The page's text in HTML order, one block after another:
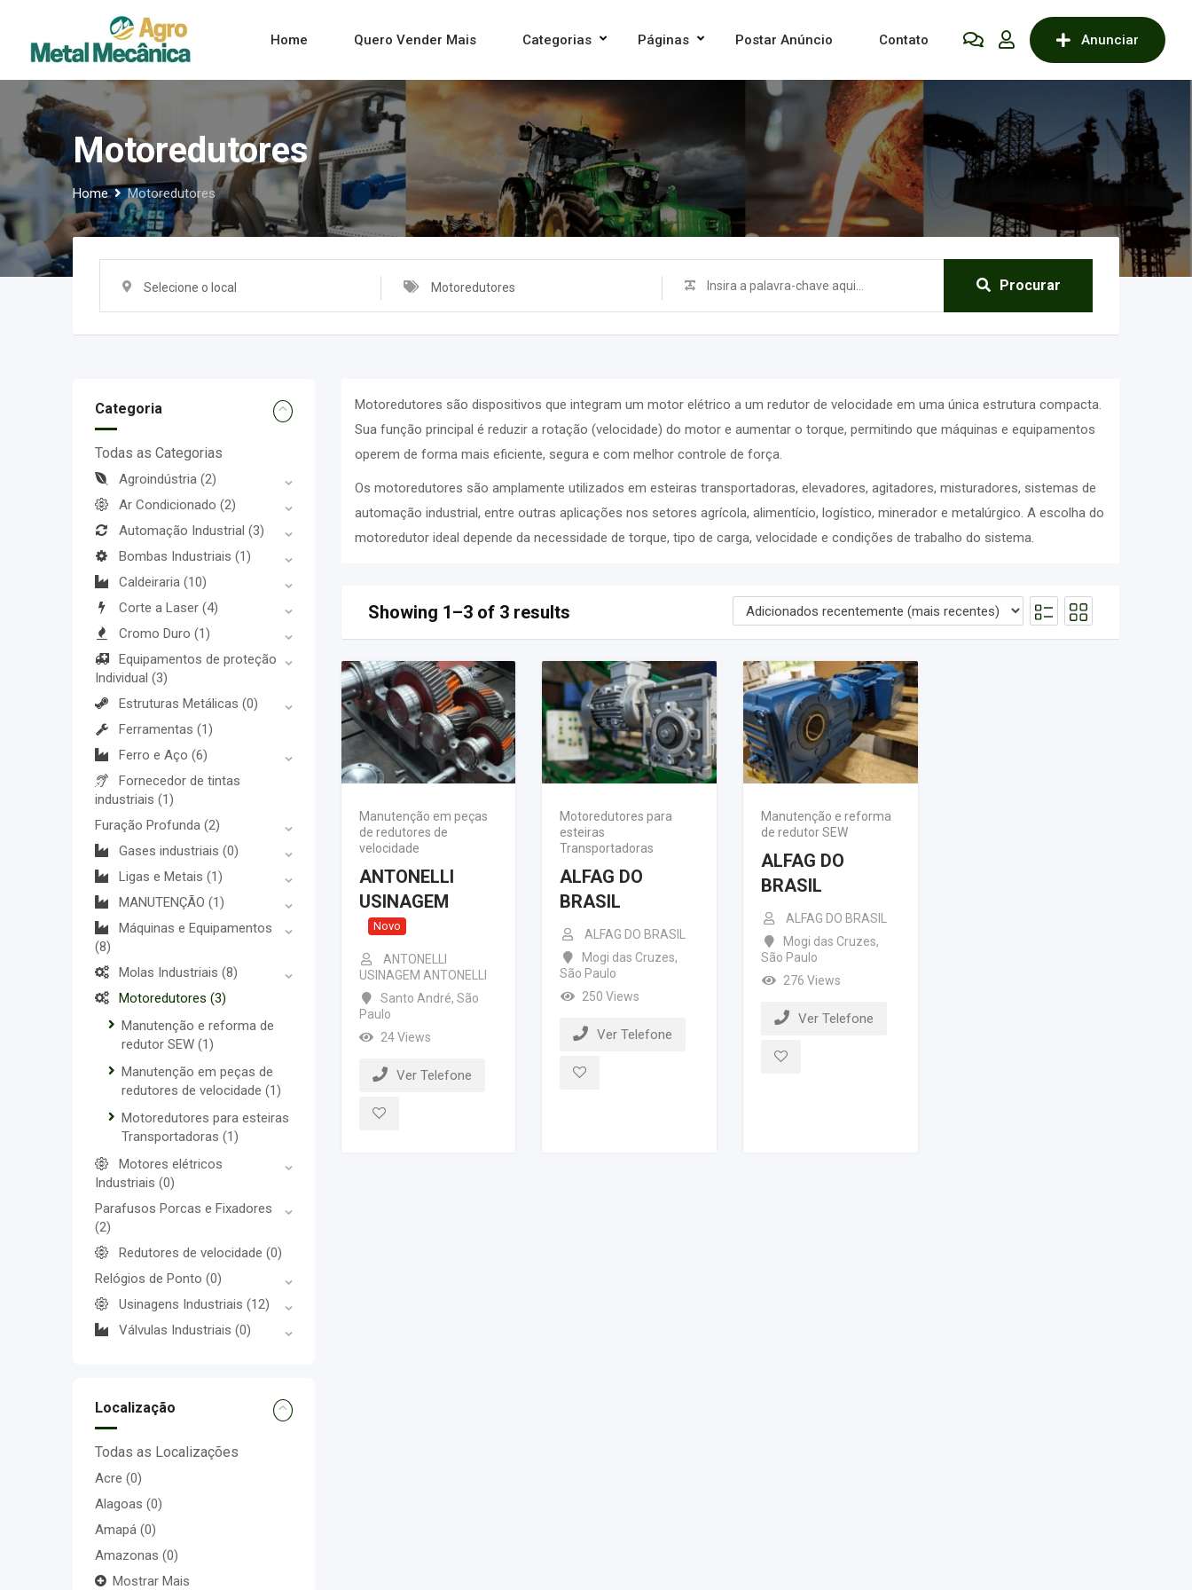
content
Anunciar
Home Quero Vender Mais Categorias Páginas Postar Anúncio Contato
Motoredutores
Home Motoredutores
Selecione o local Motoredutores Procurar
Categoria
Todas as Categorias
Agroindústria (2)
Ar Condicionado (2)
Automação Industrial (3)
Bombas Industriais (1)
Caldeiraria (10)
Corte a Laser (4)
Cromo Duro (1)
Equipamentos de proteção
Individual (3)
Estruturas Metálicas (0)
Ferramentas (1)
Ferro e Aço (6)
Fornecedor de tintas
industriais (1)
Furação Profunda (2)
Gases industriais (0)
Ligas e Metais (1)
MANUTENÇÃO (1)
Máquinas e Equipamentos
(8)
Molas Industriais (8)
Motoredutores (3)
Manutenção e reforma de
redutor SEW (1)
Manutenção em peças de
redutores de velocidade (1)
Motoredutores para esteiras
Transportadoras (1)
Motores elétricos
Industriais (0)
Parafusos Porcas e Fixadores
(2)
Redutores de velocidade (0)
Relógios de Ponto (0)
Usinagens Industriais (12)
Válvulas Industriais (0)
Localização
Todas as Localizações
Acre (0)
Alagoas (0)
Amapá (0)
Amazonas (0)
Mostrar Mais
Motoredutores são dispositivos que integram um motor elétrico a um redutor de velocidade em uma única estrutura compacta.
Sua função principal é reduzir a rotação (velocidade) do motor e aumentar o torque, permitindo que máquinas e equipamentos
operem de forma mais eficiente, segura e com melhor controle de força.
Os motoredutores são amplamente utilizados em esteiras transportadoras, elevadores, agitadores, misturadores, sistemas de
automação industrial, entre outras aplicações nos setores agrícola, alimentício, logístico, minerador e metalúrgico. A escolha do
motoredutor ideal depende da necessidade de torque, tipo de carga, velocidade e condições de trabalho do sistema.
Showing 1–3 of 3 results
Manutenção em peças
de redutores de
velocidade
ANTONELLI
USINAGEM
Novo
ANTONELLI
USINAGEM ANTONELLI
Santo André, São
Paulo
24 Views
Ver Telefone
Motoredutores para
esteiras
Transportadoras
ALFAG DO
BRASIL
ALFAG DO BRASIL
Mogi das Cruzes,
São Paulo
250 Views
Ver Telefone
Manutenção e reforma
de redutor SEW
ALFAG DO
BRASIL
ALFAG DO BRASIL
Mogi das Cruzes,
São Paulo
276 Views
Ver Telefone